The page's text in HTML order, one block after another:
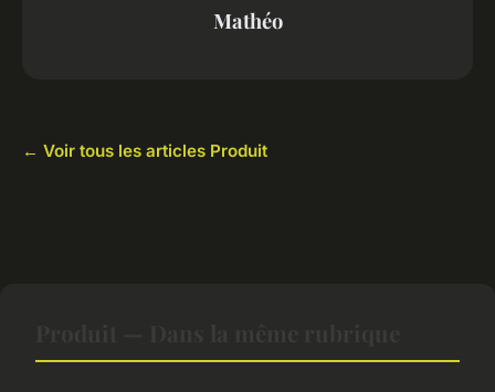
Mathéo
← Voir tous les articles Produit